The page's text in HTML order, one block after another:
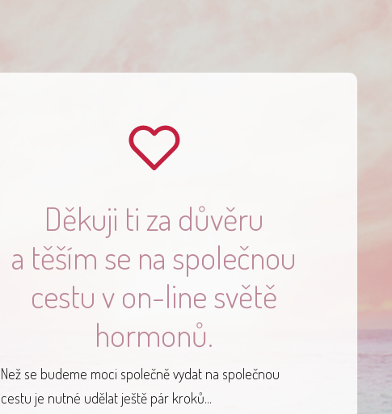
Děkuji ti za důvěru
a těším se na společnou
cestu v on-line světě
hormonů.
Než se budeme moci společně vydat na společnou
cestu je nutné udělat ještě pár kroků...